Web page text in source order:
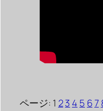
ページ: 1 23 4 5 67